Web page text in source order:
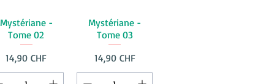
Mystériane -
Tome 02
Prix
14,90 CHF
Mystériane -
Tome 03
Prix
14,90 CHF